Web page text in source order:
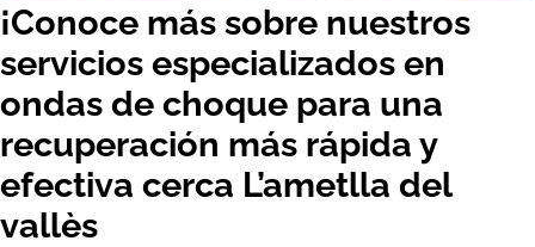
¡Conoce más sobre nuestros
servicios especializados en
ondas de choque para una
recuperación más rápida y
efectiva cerca L’ametlla del
vallès